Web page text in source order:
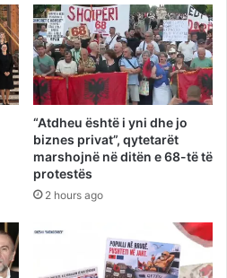
“Atdheu është i yni dhe jo
biznes privat”, qytetarët
marshojnë në ditën e 68-të të
protestës
2 hours ago